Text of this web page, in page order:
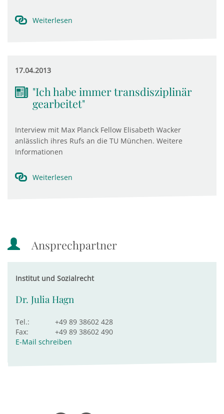
Weiterlesen
17.04.2013
"Ich habe immer transdisziplinär
gearbeitet"
Interview mit Max Planck Fellow Elisabeth Wacker
anlässlich ihres Rufs an die TU München. Weitere
Informationen
Weiterlesen
Ansprechpartner
Institut und Sozialrecht
Dr. Julia Hagn
Tel.:
+49 89 38602 428
Fax:
+49 89 38602 490
E-Mail schreiben